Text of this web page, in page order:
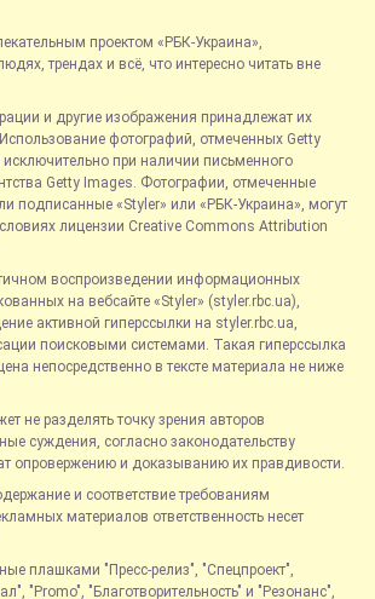
проектом «РБК-Украина»,
трендах и всё, что интересно читать вне
и другие изображения принадлежат их
фотографий, отмеченных Getty
исключительно при наличии письменного
Getty Images. Фотографии, отмеченные
подписанные «Styler» или «РБК-Украина», могут
лицензии Creative Commons Attribution
воспроизведении информационных
на вебсайте «Styler» (styler.rbc.ua),
активной гиперссылки на styler.rbc.ua,
поисковыми системами. Такая гиперссылка
непосредственно в тексте материала не ниже
не разделять точку зрения авторов
суждения, согласно законодательству
опровержению и доказыванию их правдивости.
и соответствие требованиям
материалов ответственность несет
плашками "Пресс-релиз", "Спецпроект",
"Promo", "Благотворительность" и "Резонанс",